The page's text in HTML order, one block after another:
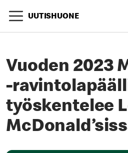
UUTISHUONE
Vuoden 2023
-
työskentelee